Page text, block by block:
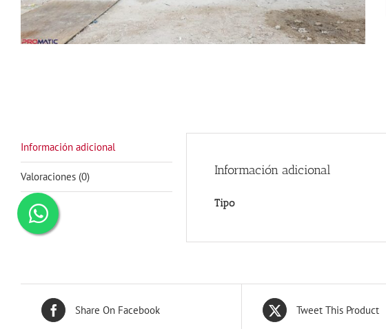
Información adicional
Valoraciones (0) Información adicional
Tipo
Share On Facebook Tweet This Product